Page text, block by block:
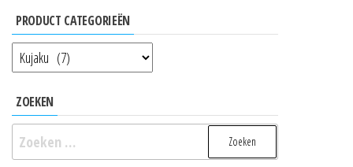
PRODUCT CATEGORIEËN
ZOEKEN
Zoeken
naar: